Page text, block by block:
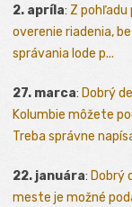
2. apríla: Z pohľadu
overenie riadenia,
správania lode p...
27. marca: Dobrý
Kolumbie môžete
Treba správne
22. januára: Dobrý
meste je možné